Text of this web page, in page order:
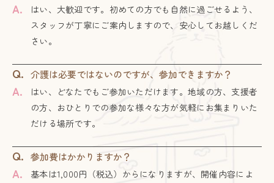
A.
はい、大歓迎です。初めての方でも自然に過ごせるよう、
スタッフが丁寧にご案内しますので、安心してお越しくだ
さい。
Q. 介護は必要ではないのですが、参加できますか？
A.
はい、どなたでもご参加いただけます。地域の方、支援者
の方、おひとりでの参加な様々な方が気軽にお集まりいた
だける場所です。
Q. 参加費はかかりますか？
A.
基本は1,000円（税込）からになりますが、開催内容によ